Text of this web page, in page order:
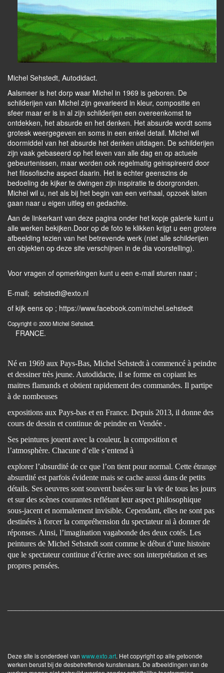
Michel Sehstedt, Autodidact.
Aalsmeer is het dorp waar Michel in 1969 is geboren. De
schilderijen van Michel zijn gevarieerd in kleur, compositie en
sfeer maar er is in al zijn schilderijen een overeenkomst te
ontdekken, het absurde en het denken. Het absurde wordt soms
grotesk weergegeven en soms in een enkel detail. Michel wil
doormiddel van het absurde het denken uitdagen. De schilderijen
zijn vaak gebaseerd op het leven van alle dag en op actuele
gebeurtenissen, maar worden ook regelmatig geinspireerd door
het filosofische aspect daarin. Het is echter geenszins de
bedoeling de kijker te dwingen zijn inspiratie te doorgronden.
Michel wil u, net als bij het begin van een verhaal, opzoek laten
gaan naar u eigen uitleg en gedachte.
Aan de linkerkant van deze pagina onder het kopje galerie kunt u
alle werken bekijken.Door op de foto te klikken krijgt u een grotere
afbeelding tezien van het betrevende werk (niet alle schilderijen
en objekten op deze site verschijnen in de dia voorstelling).
Voor vragen of opmerkingen kunt u een e-mail sturen naar ;
E-mail; sehstedt@exto.nl
of kijk eens op ; https://www.facebook.com/michel.sehstedt
Copyright © 2000 Michel Sehstedt.
FRANCE.
Né en 1969 aux Pays-Bas, Michel Sehstedt à commencé à peindre
et dessiner très jeune. Autodidacte, il se forme en copiant les
maitres flamands et obtient rapidement des commandes. Il partipe
à de nombeuses
expositions aux Pays-bas et en France. Depuis 2013, il donne des
cours de dessin et continue de peindre en Vendée .
Ses peintures jouent avec la couleur, la composition et
l’atmosphère. Chacune d’elle s’entend à
explorer l’absurdité de ce que l’on tient pour normal. Cette étrange
absurdité est parfois évidente mais se cache aussi dans de petits
détails. Ses oeuvres sont souvent basées sur la vie de tous les jours
et sur des scènes courantes reflétant leur aspect philosophique
sous-jacent et normalement invisible. Cependant, elles ne sont pas
destinées à forcer la compréhension du spectateur ni à donner de
réponses. Ainsi, l’imagination vagabonde des deux cotés. Les
peintures de Michel Sehstedt sont comme le début d’une histoire
que le spectateur continue d’écrire avec son interprétation et ses
propres pensées.
Deze site is onderdeel van www.exto.art. Het copyright op alle getoonde
werken berust bij de desbetreffende kunstenaars. De afbeeldingen van de